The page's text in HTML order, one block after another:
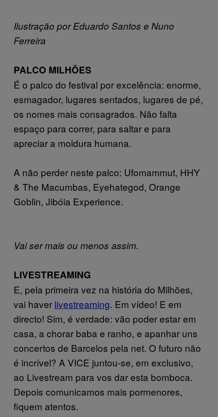
Ilustração por Eduardo Santos e Nuno
Ferreira
PALCO MILHÕES
É o palco do festival por excelência: enorme,
esmagador, lugares sentados, lugares de pé,
os nomes mais consagrados. Não falta
espaço para correr, para saltar e para
apreciar a moldura humana.
A não perder neste palco: Ufomammut, HHY
& The Macumbas, Eyehategod, Orange
Goblin, Jibóia Experience.
Vai ser mais ou menos assim.
LIVESTREAMING
E, pela primeira vez na história do Milhões,
vai haver livestreaming. Em vídeo! E em
directo! Sim, é verdade: vão poder estar em
casa, a chorar baba e ranho, e apanhar uns
concertos de Barcelos pela net. O futuro não
é incrível? A VICE juntou-se, em exclusivo,
ao Livestream para vos dar esta bomboca.
Depois comunicamos mais pormenores,
fiquem atentos.